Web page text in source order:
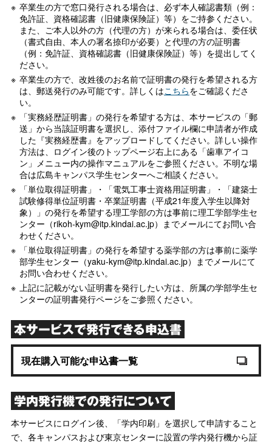
卒業生の方で窓口発行される場合は、必ず本人確認書類（例：
免許証、資格確認書（旧健康保険証）等）をご持参ください。
また、ご本人以外の方（代理の方）が来られる場合は、委任状
（書式自由、本人の署名捺印が必要）と代理の方の証明書
（例：免許証、資格確認書（旧健康保険証）等）を提出してく
ださい。
卒業生の方で、改姓後のお名前で証明書の発行を希望される方
は、郵送発行のみ可能です。詳しくはこちらをご確認くださ
い。
「実務経歴証明書」の発行を希望する方は、本サービスの「郵
送」から当該証明書を選択し、添付ファイル欄に申請者が作成
した『実務経歴書』をアップロードしてください。詳しい操作
方法は、ログイン後のトップページ右上にある「歯車アイコ
ン」メニュー内の操作マニュアルをご参照ください。不明な場
合は広島キャンパス学生センターへご相談ください。
「単位取得証明書」・「電気工事士資格用証明書」・「建築士
試験修得単位証明書・卒業証明書（平成21年度入学生以降対
象）」の発行を希望する理工学部の方は事前に理工学部学生セ
ンター（rikoh-kym@itp.kindai.ac.jp）までメールにてお問い合
わせください。
「単位取得証明書」の発行を希望する薬学部の方は事前に薬学
部学生センター（yaku-kym@itp.kindai.ac.jp）までメールにて
お問い合わせください。
上記に記載がない証明書を発行したい方は、所属の学部学生セ
ンターの証明書発行ページをご参照ください。
本サービスで発行できる申込書
現在購入可能な申込書一覧
学内発行機での発行について
本サービスにログイン後、「学内印刷」を選択して申請すること
で、各キャンパスおよび東京センターに設置の学内発行機から証